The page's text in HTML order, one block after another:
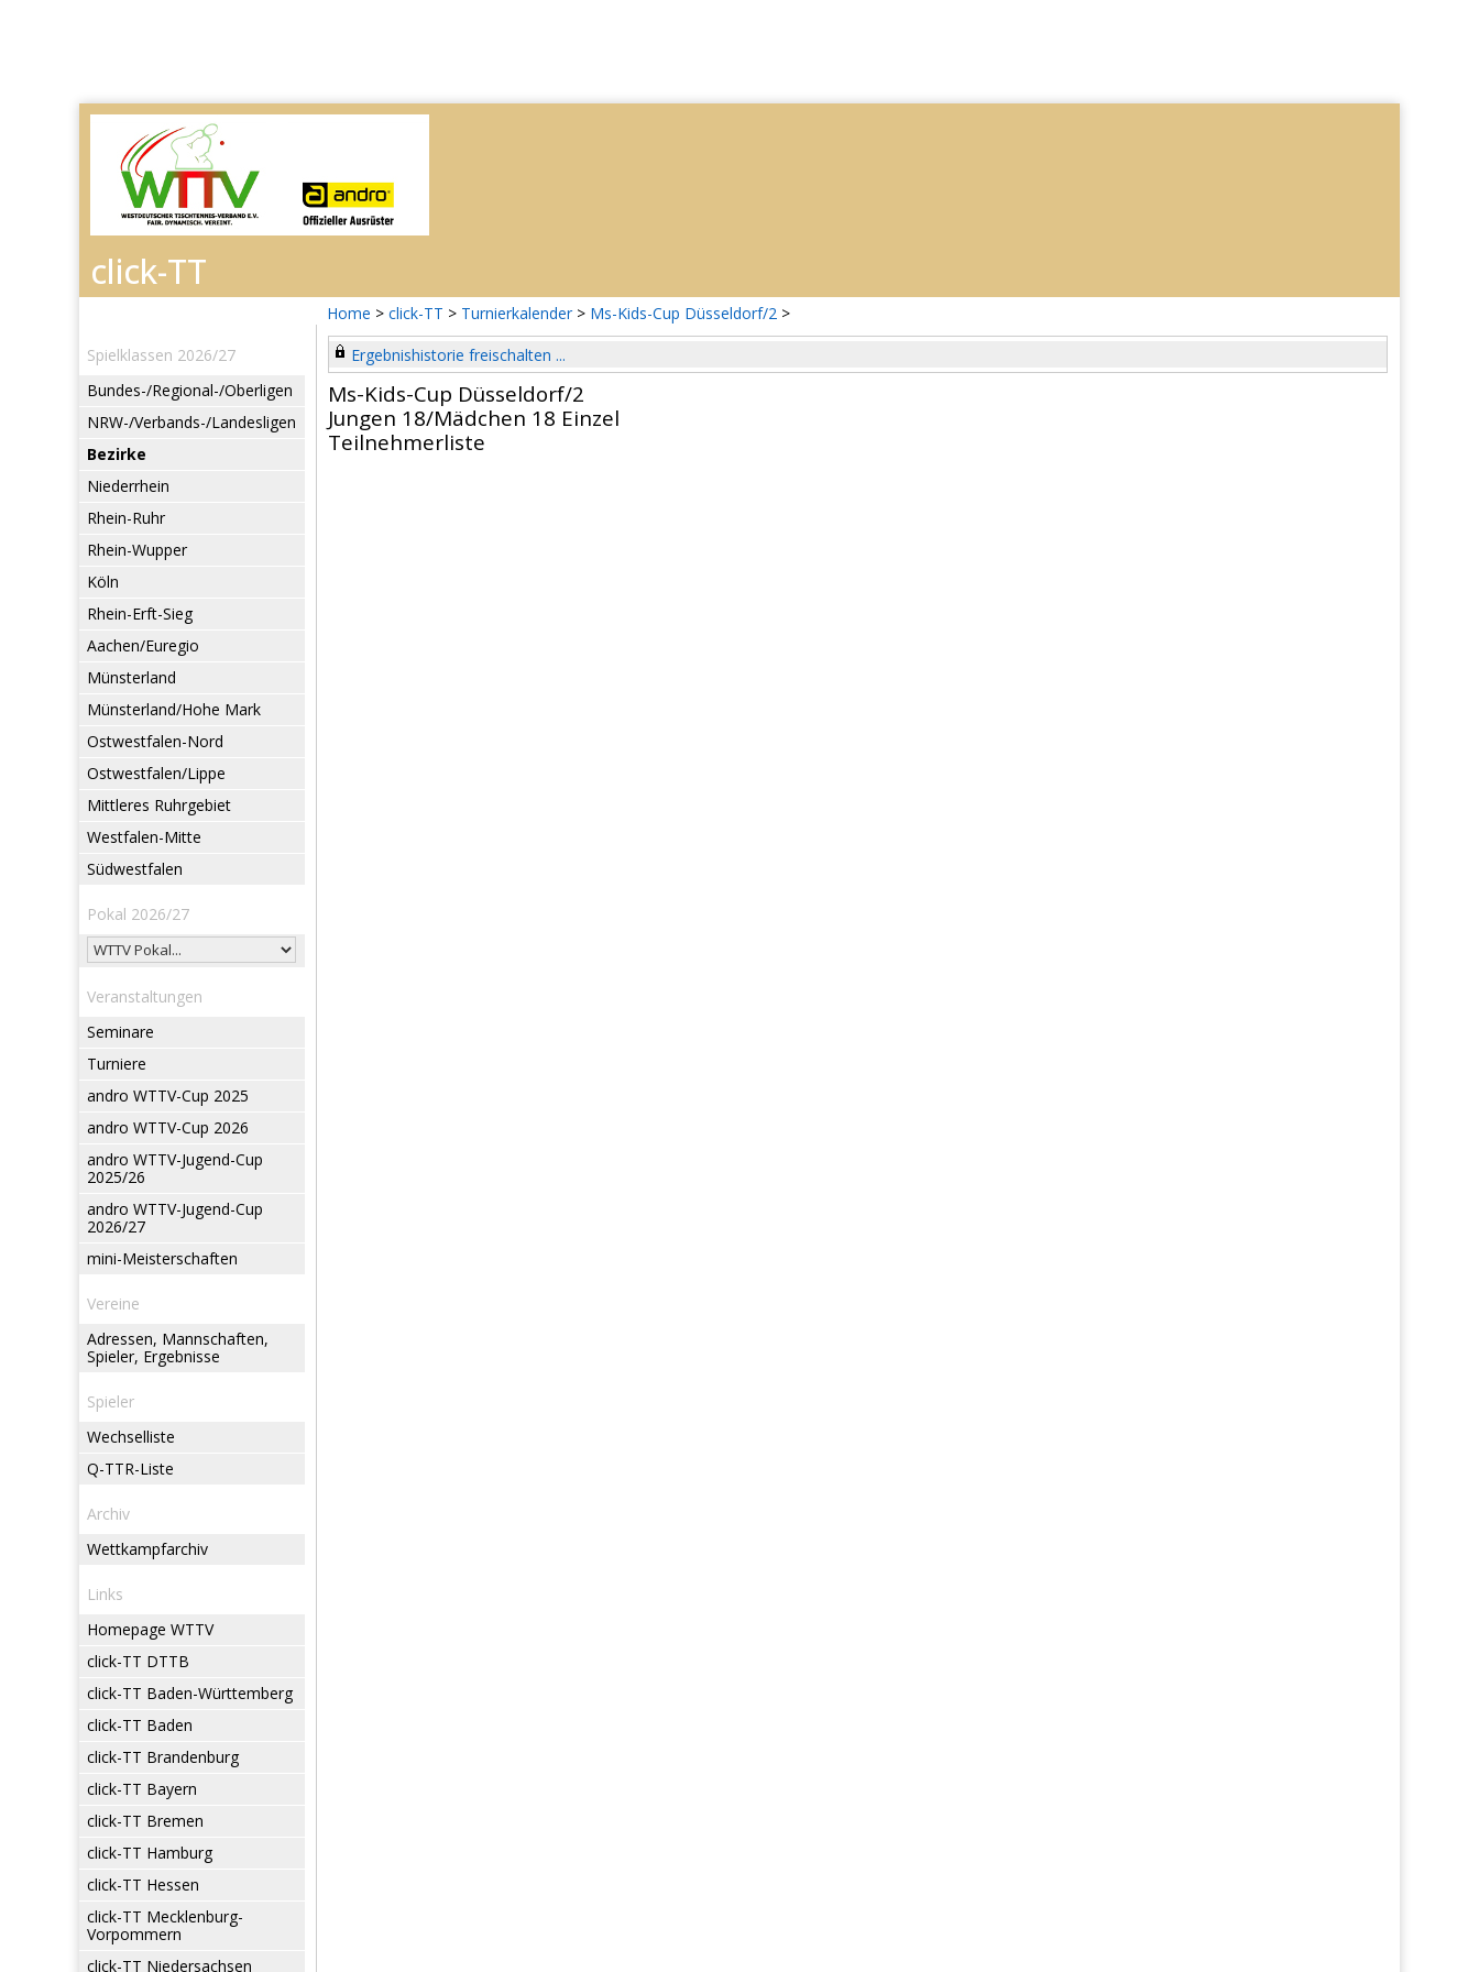
Home > click-TT > Turnierkalender > Ms-Kids-Cup Düsseldorf/2 >
Spielklassen 2026/27
Bundes-/Regional-/Oberligen
NRW-/Verbands-/Landesligen
Bezirke
Niederrhein
Rhein-Ruhr
Rhein-Wupper
Köln
Rhein-Erft-Sieg
Aachen/Euregio
Münsterland
Münsterland/Hohe Mark
Ostwestfalen-Nord
Ostwestfalen/Lippe
Mittleres Ruhrgebiet
Westfalen-Mitte
Südwestfalen
Pokal 2026/27
Veranstaltungen
Seminare
Turniere
andro WTTV-Cup 2025
andro WTTV-Cup 2026
andro WTTV-Jugend-Cup
2025/26
andro WTTV-Jugend-Cup
2026/27
mini-Meisterschaften
Vereine
Adressen, Mannschaften,
Spieler, Ergebnisse
Spieler
Wechselliste
Q-TTR-Liste
Archiv
Wettkampfarchiv
Links
Homepage WTTV
click-TT DTTB
click-TT Baden-Württemberg
click-TT Baden
click-TT Brandenburg
click-TT Bayern
click-TT Bremen
click-TT Hamburg
click-TT Hessen
click-TT Mecklenburg-
Vorpommern
click-TT Niedersachsen
Ergebnishistorie freischalten ...
Ms-Kids-Cup Düsseldorf/2
Jungen 18/Mädchen 18 Einzel
Teilnehmerliste